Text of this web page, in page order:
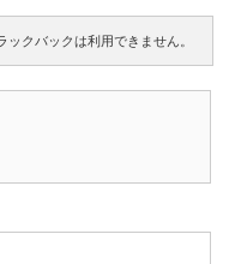
ックバックは利用できません。